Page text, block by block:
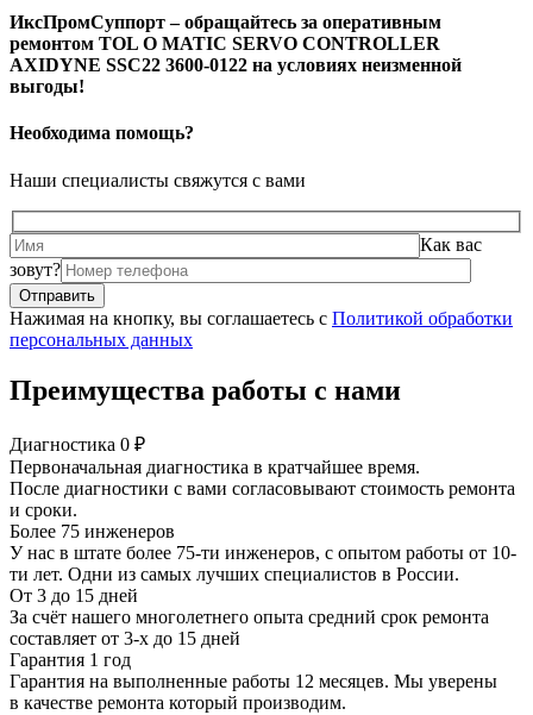
ИксПромСуппорт – обращайтесь за оперативным
ремонтом TOL O MATIC SERVO CONTROLLER
AXIDYNE SSC22 3600-0122 на условиях неизменной
выгоды!
Необходима помощь?
Наши специалисты свяжутся с вами
Как вас
зовут?
Нажимая на кнопку, вы соглашаетесь с Политикой обработки
персональных данных
Преимущества работы с нами
Диагностика 0 ₽
Первоначальная диагностика в кратчайшее время.
После диагностики с вами согласовывают стоимость ремонта
и сроки.
Более 75 инженеров
У нас в штате более 75-ти инженеров, с опытом работы от 10-
ти лет. Одни из самых лучших специалистов в России.
От 3 до 15 дней
За счёт нашего многолетнего опыта средний срок ремонта
составляет от 3-х до 15 дней
Гарантия 1 год
Гарантия на выполненные работы 12 месяцев. Мы уверены
в качестве ремонта который производим.